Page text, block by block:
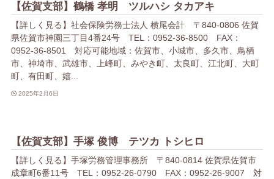
【佐賀支部】鶴橋 孝明 ツルハシ タカアキ
【詳しく見る】社会保険労務士法人 横尾会計 〒840-0806 佐賀
県佐賀市神園三丁目4番24号 TEL：0952-36-8500 FAX：
0952-36-8501 対応可能地域：佐賀市、小城市、多久市、鳥栖
市、神埼市、武雄市、上峰町、みやき町、太良町、江北町、大町
町、有田町、嬉...
2025年2月6日
【佐賀支部】手塚 俊博 テツカ トシヒロ
【詳しく見る】手塚労務管理事務所 〒840-0814 佐賀県佐賀市
成章町6番11号 TEL：0952-26-0790 FAX：0952-26-9007 対